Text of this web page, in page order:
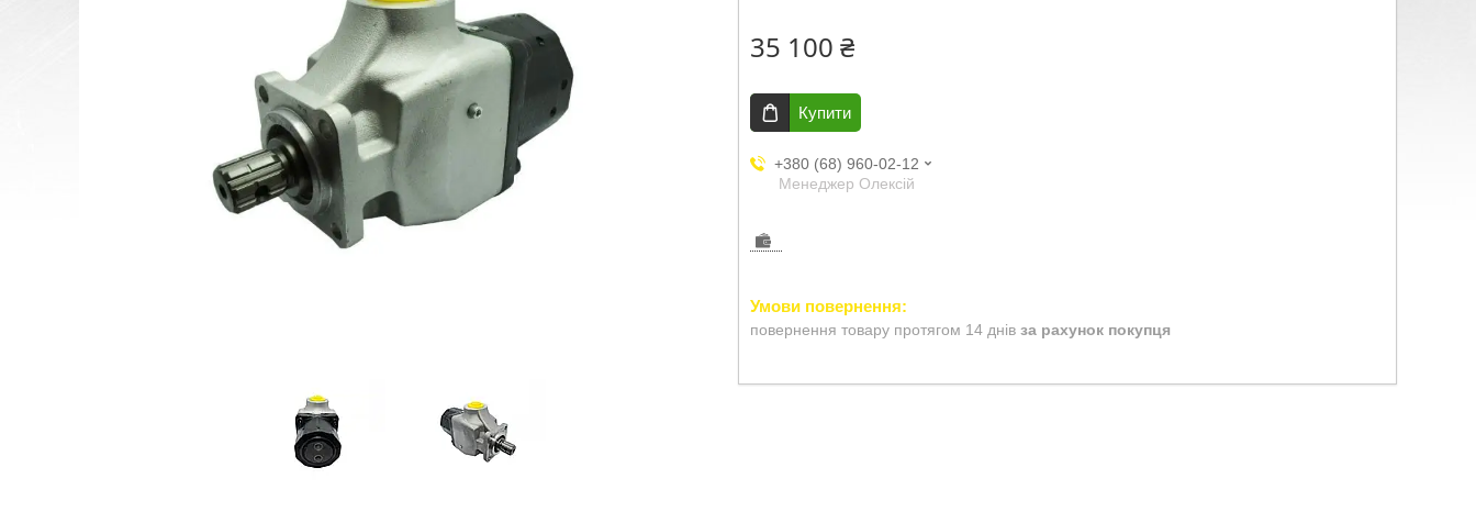
35 100 ₴
Купити
+380 (68) 960-02-12
Менеджер Олексій
повернення товару протягом 14 днів за рахунок покупця